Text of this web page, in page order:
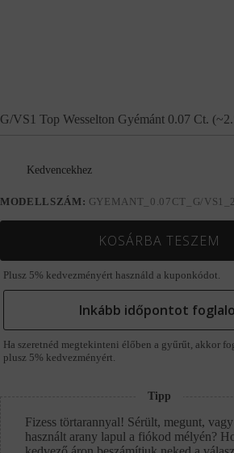
G/VS1 Top Wesselton Gyémánt 0.07 Ct.
MODELLSZÁM: GYEMANT_0.07CT_G/
Kedvencekhez
KOSÁRBA TESZEM
Plusz 5% kedvezményért használd a kuponkódot.
Inkább időpontot
Ha szeretnéd megtekinteni élőben a gyűrűt, akkor
plusz 5% kedvezményért.
Tipp
Fizess törtarannyal! Sérült, megunt, vagy
használt arany lapul a fiókod mélyén?